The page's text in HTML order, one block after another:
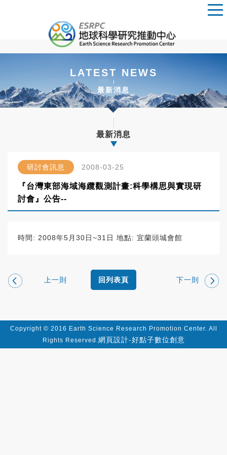
LATEST NEWS
最新消息
最新消息
研討會訊息 2008-03-25
『台灣東部海域海纜觀測計畫:科學構思與實現研
討會』公告--
時間: 2008年5月30日~31日 地點: 宜蘭頭城會館
上一則 下一則
回列表頁
Copyright © 2016 Earth Science Research Promotion Center. All
Rights Reserved.網頁設計-好點子數位創意